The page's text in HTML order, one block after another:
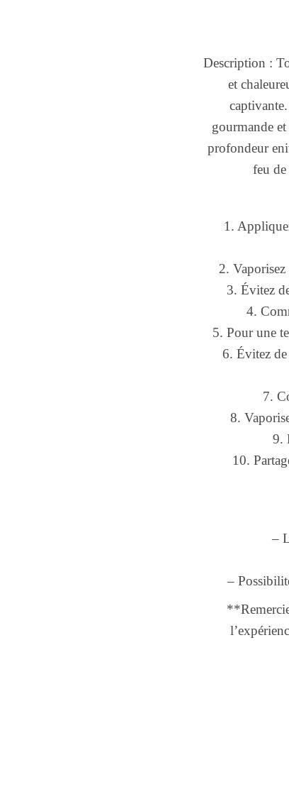
Description :
et
gourmande
profondeur
feu
1.
2.
3. Évitez
4.
5. Pour une
6. Évitez de
7.
8.
9.
10.
–
–